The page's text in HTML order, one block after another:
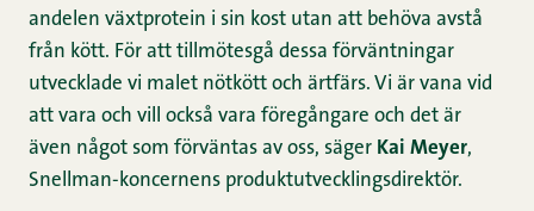
andelen växtprotein i sin kost utan att behöva avstå
från kött. För att tillmötesgå dessa förväntningar
utvecklade vi malet nötkött och ärtfärs. Vi är vana vid
att vara och vill också vara föregångare och det är
även något som förväntas av oss, säger Kai Meyer,
Snellman-koncernens produktutvecklingsdirektör.